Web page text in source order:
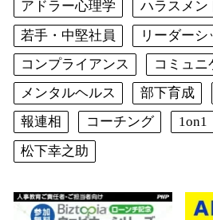
アドラー心理学
ハラスメン
若手・中堅社員
リーダーシ
コンプライアンス
コミュニ
メンタルヘルス
部下育成
報連相
コーチング 1on1
松下幸之助